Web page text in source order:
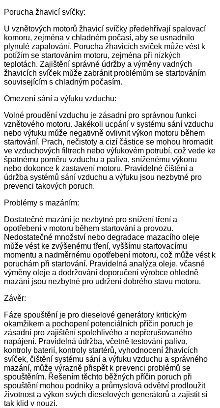
Porucha žhavicí svíčky:
U vznětových motorů žhavicí svíčky předehřívají spalovací
komoru, zejména v chladném počasí, aby se usnadnilo
plynulé zapalování. Porucha žhavicích svíček může vést k
potížím se startováním motoru, zejména při nízkých
teplotách. Zajištění správné údržby a výměny vadných
žhavicích svíček může zabránit problémům se startováním
souvisejícím s chladným počasím.
Omezení sání a výfuku vzduchu:
Volné proudění vzduchu je zásadní pro správnou funkci
vznětového motoru. Jakékoli ucpání v systému sání vzduchu
nebo výfuku může negativně ovlivnit výkon motoru během
startování. Prach, nečistoty a cizí částice se mohou hromadit
ve vzduchových filtrech nebo výfukovém potrubí, což vede ke
špatnému poměru vzduchu a paliva, sníženému výkonu
nebo dokonce k zastavení motoru. Pravidelné čištění a
údržba systémů sání vzduchu a výfuku jsou nezbytné pro
prevenci takových poruch.
Problémy s mazáním:
Dostatečné mazání je nezbytné pro snížení tření a
opotřebení v motoru během startování a provozu.
Nedostatečné množství nebo degradace mazacího oleje
může vést ke zvýšenému tření, vyššímu startovacímu
momentu a nadměrnému opotřebení motoru, což může vést k
poruchám při startování. Pravidelná analýza oleje, včasné
výměny oleje a dodržování doporučení výrobce ohledně
mazání jsou nezbytné pro udržení dobrého stavu motoru.
Závěr:
Fáze spouštění je pro dieselové generátory kritickým
okamžikem a pochopení potenciálních příčin poruch je
zásadní pro zajištění spolehlivého a nepřerušovaného
napájení. Pravidelná údržba, včetně testování paliva,
kontroly baterií, kontroly startérů, vyhodnocení žhavicích
svíček, čištění systému sání a výfuku vzduchu a správného
mazání, může výrazně přispět k prevenci problémů se
spouštěním. Řešením těchto běžných příčin poruch při
spouštění mohou podniky a průmyslová odvětví prodloužit
životnost a výkon svých dieselových generátorů a zajistit si
tak klid v nouzi.